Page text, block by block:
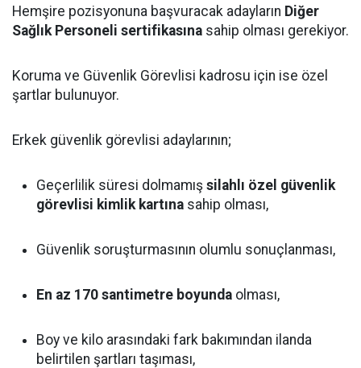
Hemşire pozisyonuna başvuracak adayların Diğer
Sağlık Personeli sertifikasına sahip olması gerekiyor.
Koruma ve Güvenlik Görevlisi kadrosu için ise özel
şartlar bulunuyor.
Erkek güvenlik görevlisi adaylarının;
Geçerlilik süresi dolmamış silahlı özel güvenlik
görevlisi kimlik kartına sahip olması,
Güvenlik soruşturmasının olumlu sonuçlanması,
En az 170 santimetre boyunda olması,
Boy ve kilo arasındaki fark bakımından ilanda
belirtilen şartları taşıması,